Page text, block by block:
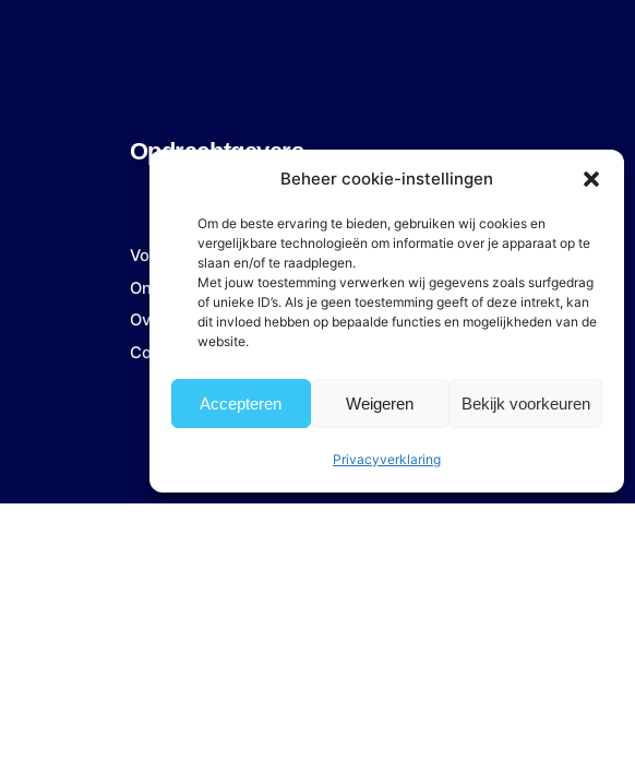
Beheer cookie-instellingen
Om de beste ervaring te bieden, gebruiken wij cookies en
vergelijkbare technologieën om informatie over je apparaat op te
slaan en/of te raadplegen.
Met jouw toestemming verwerken wij gegevens zoals surfgedrag
of unieke ID’s. Als je geen toestemming geeft of deze intrekt, kan
dit invloed hebben op bepaalde functies en mogelijkheden van de
website.
Accepteren Weigeren Bekijk voorkeuren
Privacyverklaring
Opdrachtgevers
Voor Opdrachtgevers
Onze specialisaties
Over ons
Contact